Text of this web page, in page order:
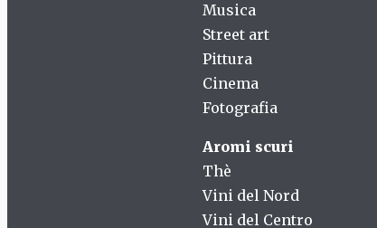
Musica
Street art
Pittura
Cinema
Fotografia
Aromi scuri
Thè
Vini del Nord
Vini del Centro